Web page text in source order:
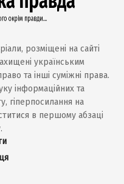
розміщені на сайті
українським
та інші суміжні права.
інформаційних та
гіперпосилання на
в першому абзаці